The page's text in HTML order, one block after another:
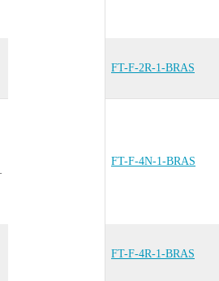
FT-F-2R-1-BRAS
FT-F-4N-1-BRAS
FT-F-4R-1-BRAS